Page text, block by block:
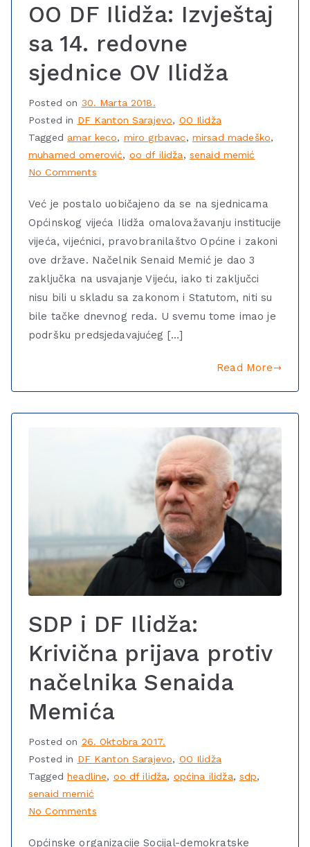
OO DF Ilidža: Izvještaj
sa 14. redovne
sjednice OV Ilidža
Posted on 30. Marta 2018.
Posted in DF Kanton Sarajevo, OO Ilidža
Tagged amar keco, miro grbavac, mirsad madeško,
muhamed omerović, oo df ilidža, senaid memić
No Comments
Već je postalo uobičajeno da se na sjednicama
Općinskog vijeća Ilidža omalovažavanju institucije
vijeća, vijećnici, pravobranilaštvo Općine i zakoni
ove države. Načelnik Senaid Memić je dao 3
zaključka na usvajanje Vijeću, iako ti zaključci
nisu bili u skladu sa zakonom i Statutom, niti su
bile tačke dnevnog reda. U svemu tome imao je
podršku predsjedavajućeg […]
Read More
SDP i DF Ilidža:
Krivična prijava protiv
načelnika Senaida
Memića
Posted on 26. Oktobra 2017.
Posted in DF Kanton Sarajevo, OO Ilidža
Taggedheadline, oo df ilidža, općina ilidža, sdp,
senaid memić
No Comments
Općinske organizacije Socijal-demokratske